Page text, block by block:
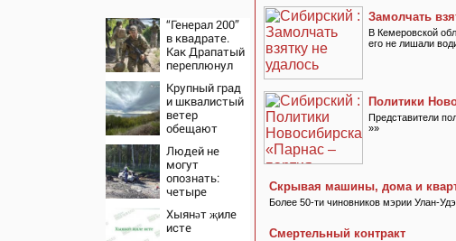
“Генерал 200”
в квадрате.
Как Драпатый
переплюнул
Крупный град
и шквалистый
ветер
обещают
на выходные
Людей не
могут
опознать:
четыре
сгорели
заживо в
Хыянәт җиле
исте
Замолчать
В Кемеровской
его не лишали
Политики
Представители
»»
Скрывая машины, дома и
Более 50-ти чиновников мэрии Улан-
Смертельный контракт